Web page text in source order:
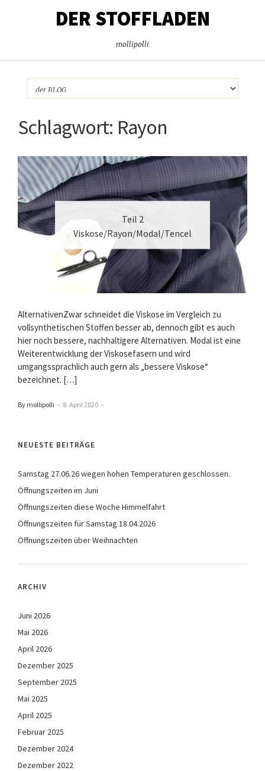
DER STOFFLADEN
mollipolli
Schlagwort: Rayon
Teil 2
Viskose/Rayon/Modal/Tencel
AlternativenZwar schneidet die Viskose im Vergleich zu
vollsynthetischen Stoffen besser ab, dennoch gibt es auch
hier noch bessere, nachhaltigere Alternativen. Modal ist eine
Weiterentwicklung der Viskosefasern und wird
umgangssprachlich auch gern als „bessere Viskose“
bezeichnet. […]
By mollipolli – 8. April 2020 –
NEUESTE BEITRÄGE
Samstag 27.06.26 wegen hohen Temperaturen geschlossen.
Öffnungszeiten im Juni
Öffnungszeiten diese Woche Himmelfahrt
Öffnungszeiten für Samstag 18.04.2026
Öffnungszeiten über Weihnachten
ARCHIV
Juni 2026
Mai 2026
April 2026
Dezember 2025
September 2025
Mai 2025
April 2025
Februar 2025
Dezember 2024
Dezember 2022